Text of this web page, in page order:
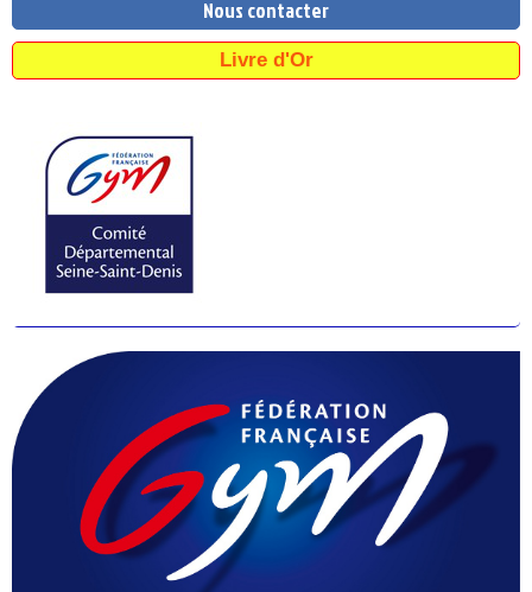
Nous contacter
Livre d'Or